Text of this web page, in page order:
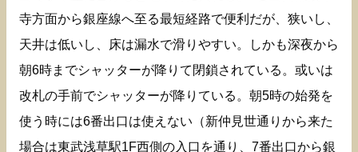
寺方面から銀座線へ至る最短経路で便利だが、狭いし、
天井は低いし、床は漏水で滑りやすい。しかも深夜から
朝6時までシャッターが降りて閉鎖されている。或いは
改札の手前でシャッターが降りている。朝5時の始発を
使う時には6番出口は使えない（新仲見世通りから来た
場合は東武浅草駅1F西側の入口を通り、7番出口から銀